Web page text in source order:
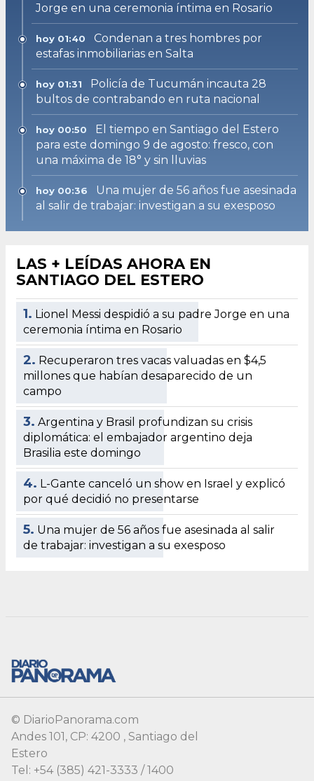
Jorge en una ceremonia íntima en Rosario
hoy 01:40
Condenan a tres hombres por
estafas inmobiliarias en Salta
hoy 01:31
Policía de Tucumán incauta 28
bultos de contrabando en ruta nacional
hoy 00:50
El tiempo en Santiago del Estero
para este domingo 9 de agosto: fresco, con
una máxima de 18° y sin lluvias
hoy 00:36
Una mujer de 56 años fue asesinada
al salir de trabajar: investigan a su exesposo
LAS + LEÍDAS AHORA EN
SANTIAGO DEL ESTERO
1. Lionel Messi despidió a su padre Jorge en una
ceremonia íntima en Rosario
2. Recuperaron tres vacas valuadas en $4,5
millones que habían desaparecido de un
campo
3. Argentina y Brasil profundizan su crisis
diplomática: el embajador argentino deja
Brasilia este domingo
4. L-Gante canceló un show en Israel y explicó
por qué decidió no presentarse
5. Una mujer de 56 años fue asesinada al salir
de trabajar: investigan a su exesposo
© DiarioPanorama.com
Andes 101, CP: 4200 , Santiago del
Estero
Tel: +54 (385) 421-3333 / 1400